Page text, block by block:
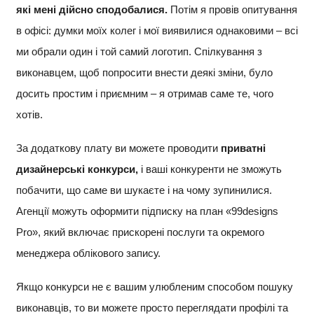
які мені дійсно сподобалися. Потім я провів опитування
в офісі: думки моїх колег і мої виявилися однаковими – всі
ми обрали один і той самий логотип. Спілкування з
виконавцем, щоб попросити внести деякі зміни, було
досить простим і приємним – я отримав саме те, чого
хотів.
За додаткову плату ви можете проводити приватні
дизайнерські конкурси, і ваші конкуренти не зможуть
побачити, що саме ви шукаєте і на чому зупинилися.
Агенції можуть оформити підписку на план «99designs
Pro», який включає прискорені послуги та окремого
менеджера облікового запису.
Якщо конкурси не є вашим улюбленим способом пошуку
виконавців, то ви можете просто переглядати профілі та